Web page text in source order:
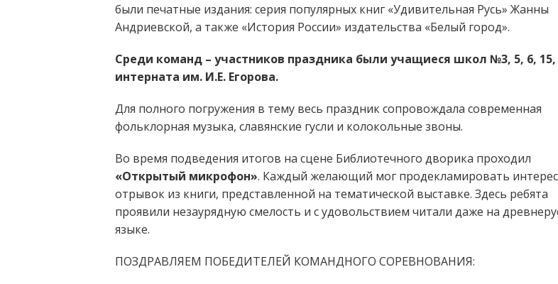
были печатные издания: серия популярных книг «Удивительная Русь» Жанны
Андриевской, а также «История России» издательства «Белый город».
Среди команд – участников праздника были учащиеся школ №3, 5, 6, 15,
интерната им. И.Е. Егорова.
Для полного погружения в тему весь праздник сопровождала современная
фольклорная музыка, славянские гусли и колокольные звоны.
Во время подведения итогов на сцене Библиотечного дворика проходил
«Открытый микрофон». Каждый желающий мог продекламировать
отрывок из книги, представленной на тематической выставке. Здесь ребята
проявили незаурядную смелость и с удовольствием читали даже на
языке.
ПОЗДРАВЛЯЕМ ПОБЕДИТЕЛЕЙ КОМАНДНОГО СОРЕВНОВАНИЯ: